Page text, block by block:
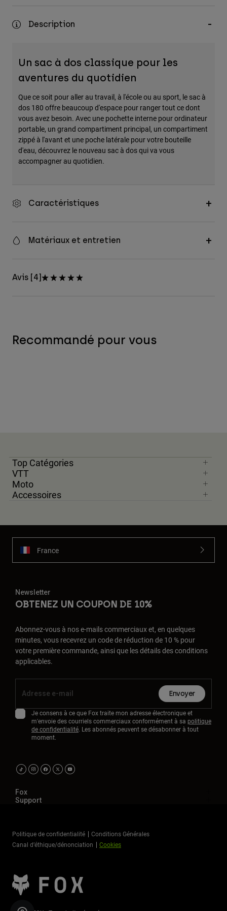
Tous les accessoires
Chapeaux et Casquettes
Voir tout
Description
Un sac à dos classique pour les
aventures du quotidien
Que ce soit pour aller au travail, à l'école ou au sport, le sac à
dos 180 offre beaucoup d'espace pour ranger tout ce dont
vous avez besoin. Avec une pochette interne pour ordinateur
portable, un grand compartiment principal, un compartiment
zippé à l'avant et une poche latérale pour votre bouteille
d'eau, découvrez le nouveau sac à dos qui va vous
accompagner au quotidien.
Caractéristiques
Matériaux et entretien
Avis [4]
Recommandé pour vous
Top Catégories
VTT
Moto
Accessoires
France
Newsletter
OBTENEZ UN COUPON DE 10%
Abonnez-vous à nos e-mails commerciaux et, en quelques
minutes, vous recevrez un code de réduction de 10 % pour
votre première commande, ainsi que les détails des conditions
applicables.
Envoyer
Je consens à ce que Fox traite mon adresse électronique et
m'envoie des courriels commerciaux conformément à sa politique
de confidentialité. Les abonnés peuvent se désabonner à tout
moment.
Fox
Support
Politique de confidentialité
Conditions Générales
Canal d’éthique/dénonciation
Cookies